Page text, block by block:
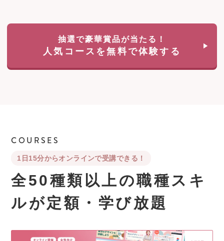
抽選で豪華賞品が当たる！
人気コースを無料で体験する
COURSES
1日15分からオンラインで受講できる！
全50種類以上の職種スキ
ルが定額・学び放題